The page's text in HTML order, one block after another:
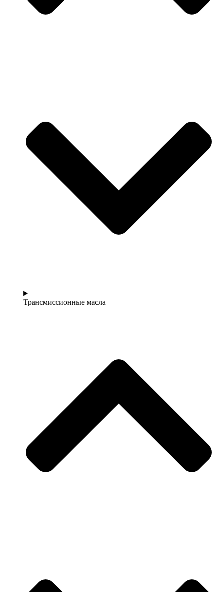
Трансмиссионные масла